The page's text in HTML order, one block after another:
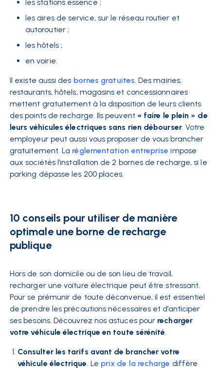
les stations essence ;
les aires de service, sur le réseau routier et
autoroutier ;
les hôtels ;
en voirie.
Il existe aussi des bornes gratuites. Des mairies,
restaurants, hôtels, magasins et concessionnaires
mettent gratuitement à la disposition de leurs clients
des points de recharge. Ils peuvent « faire le plein » de
leurs véhicules électriques sans rien débourser. Votre
employeur peut aussi vous proposer de vous brancher
gratuitement. La réglementation entreprise impose
aux sociétés l’installation de 2 bornes de recharge, si le
parking dépasse les 200 places.
10 conseils pour utiliser de manière
optimale une borne de recharge
publique
Hors de son domicile ou de son lieu de travail,
recharger une voiture électrique peut être stressant.
Pour se prémunir de toute déconvenue, il est essentiel
de prendre les précautions nécessaires et d’anticiper
ses besoins. Découvrez nos astuces pour recharger
votre véhicule électrique en toute sérénité.
Consulter les tarifs avant de brancher votre
véhicule électrique. Le prix de la recharge diffère